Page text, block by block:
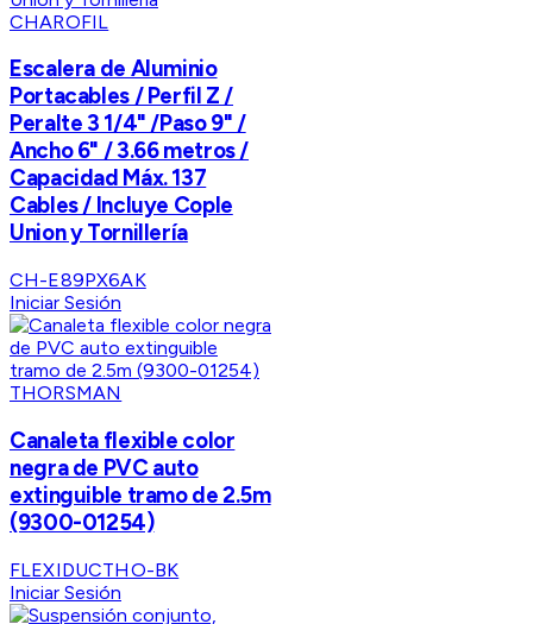
CHAROFIL
Escalera de Aluminio
Portacables / Perfil Z /
Peralte 3 1/4" /Paso 9" /
Ancho 6" / 3.66 metros /
Capacidad Máx. 137
Cables / Incluye Cople
Union y Tornillería
CH-E89PX6AK
Iniciar Sesión
THORSMAN
Canaleta flexible color
negra de PVC auto
extinguible tramo de 2.5m
(9300-01254)
FLEXIDUCTHO-BK
Iniciar Sesión